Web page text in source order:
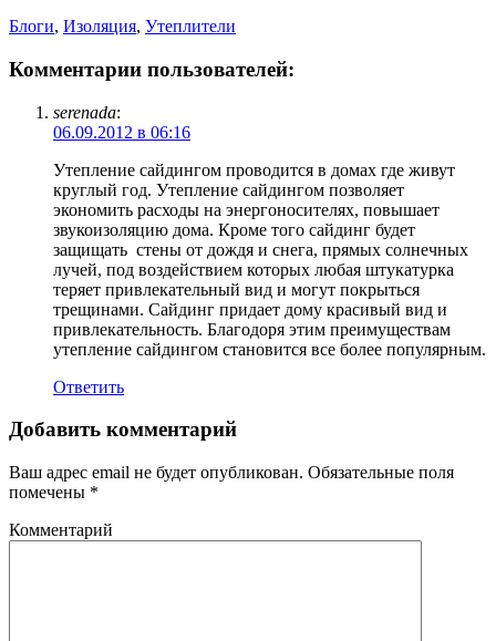
Блоги, Изоляция, Утеплители
Комментарии пользователей:
serenada:
06.09.2012 в 06:16
Утепление сайдингом проводится в домах где живут
круглый год. Утепление сайдингом позволяет
экономить расходы на энергоносителях, повышает
звукоизоляцию дома. Кроме того сайдинг будет
защищать стены от дождя и снега, прямых солнечных
лучей, под воздействием которых любая штукатурка
теряет привлекательный вид и могут покрыться
трещинами. Сайдинг придает дому красивый вид и
привлекательность. Благодоря этим преимуществам
утепление сайдингом становится все более популярным.
Ответить
Добавить комментарий
Ваш адрес email не будет опубликован. Обязательные поля
помечены *
Комментарий